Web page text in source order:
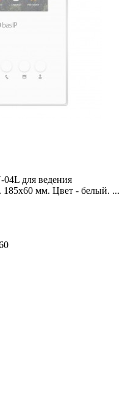
для ведения
185х60 мм. Цвет - белый. ...